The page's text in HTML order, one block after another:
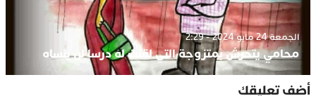
الجمعة 24 مايو 2024 - 2:29
محامي يتحرش بمتزوجة التي لقنت له درسا لن ينساه
أضف تعليقك